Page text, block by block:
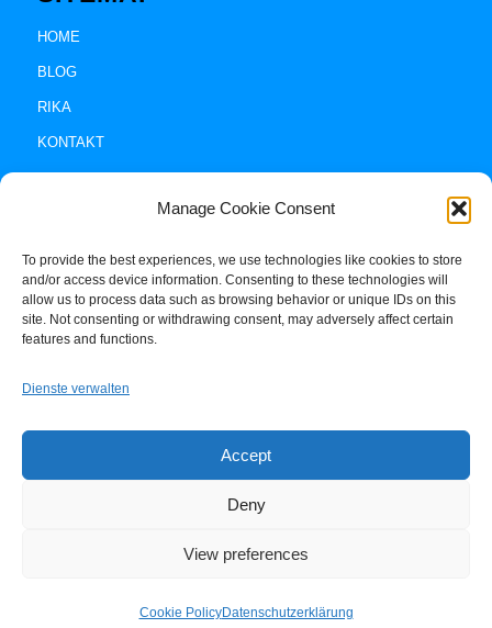
Manage Cookie Consent
To provide the best experiences, we use technologies like cookies to store
and/or access device information. Consenting to these technologies will
allow us to process data such as browsing behavior or unique IDs on this
site. Not consenting or withdrawing consent, may adversely affect certain
features and functions.
Dienste verwalten
Accept
Deny
View preferences
Cookie PolicyDatenschutzerklärung
HOME
BLOG
RIKA
KONTAKT
Impressum +
Cookie-Policy (EU)
RIKA KONTAKT